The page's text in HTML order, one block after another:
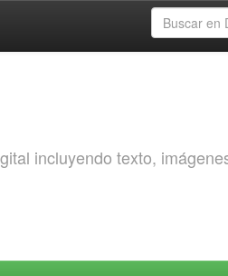
incluyendo texto,